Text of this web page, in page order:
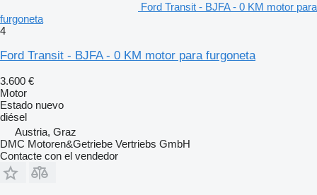
Ford Transit - BJFA - 0 KM motor para
furgoneta
4
Ford Transit - BJFA - 0 KM motor para furgoneta
3.600 €
Motor
Estado nuevo
diésel
Austria, Graz
DMC Motoren&Getriebe Vertriebs GmbH
Contacte con el vendedor